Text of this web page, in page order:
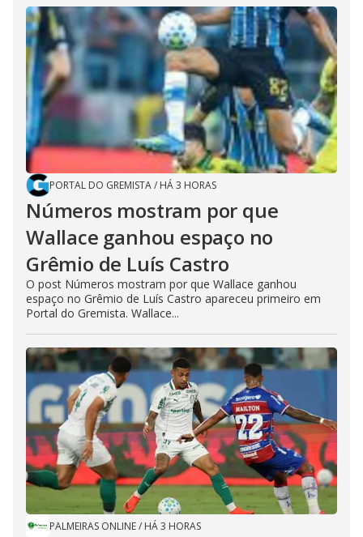
PORTAL DO GREMISTA/ HÁ 3 HORAS
Números mostram por que
Wallace ganhou espaço no
Grêmio de Luís Castro
O post Números mostram por que Wallace ganhou
espaço no Grêmio de Luís Castro apareceu primeiro em
Portal do Gremista. Wallace...
PALMEIRAS ONLINE/ HÁ 3 HORAS